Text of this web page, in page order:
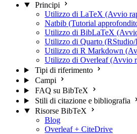
Principi
Utilizzo di LaTeX (Avvio
Natbib (Tutorial
Utilizzo di BibLaTeX
Utilizzo di Quarto
Utilizzo di R Markdown
Utilizzo di Overleaf (Avvio
Tipi di riferimento
Campi
FAQ su BibTeX
Stili di citazione e bibliografia
Risorse BibTeX
Blog
Overleaf + CiteDrive